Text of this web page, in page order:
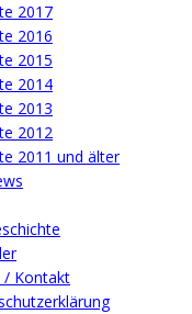
2017
2016
2015
2014
2013
2012
2011 und älter
Kontakt